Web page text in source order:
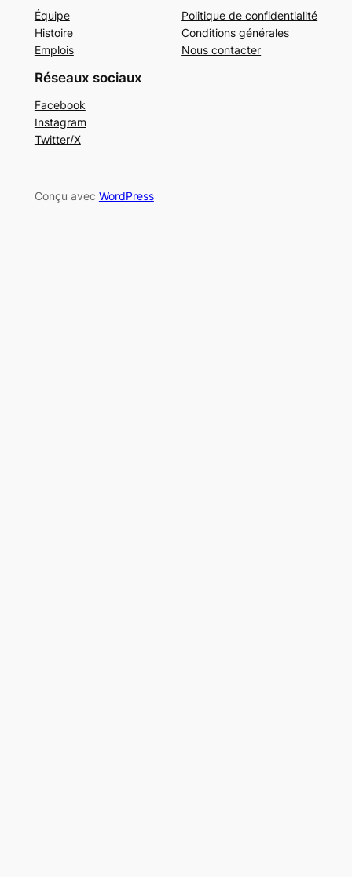
Équipe
Histoire
Emplois
Politique de confidentialité
Conditions générales
Nous contacter
Réseaux sociaux
Facebook
Instagram
Twitter/X
Conçu avec WordPress